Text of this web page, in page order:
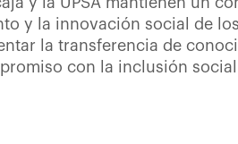
y la innovación social de
la transferencia de
con la inclusión